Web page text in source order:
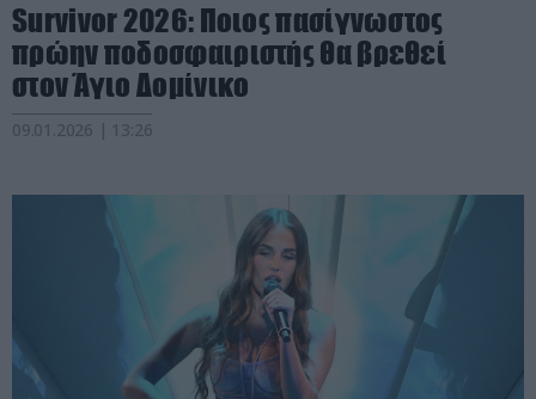
Survivor 2026: Ποιος πασίγνωστος
πρώην ποδοσφαιριστής θα βρεθεί
στον Άγιο Δομίνικο
09.01.2026 | 13:26